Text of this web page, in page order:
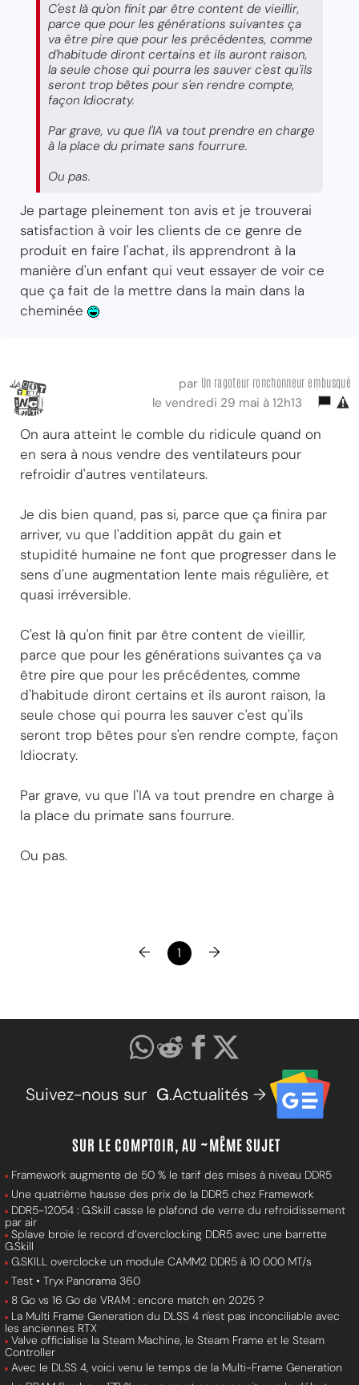
C'est là qu'on finit par être content de vieillir,
parce que pour les générations suivantes ça
va être pire que pour les précédentes, comme
d'habitude diront certains et ils auront raison,
la seule chose qui pourra les sauver c'est qu'ils
seront trop bêtes pour s'en rendre compte,
façon Idiocraty.
Par grave, vu que l'IA va tout prendre en charge
à la place du primate sans fourrure.
Ou pas.
Je partage pleinement ton avis et je trouverai
satisfaction à voir les clients de ce genre de
produit en faire l'achat, ils apprendront à la
manière d'un enfant qui veut essayer de voir ce
que ça fait de la mettre dans la main dans la
cheminée
par Un ragoteur ronchonneur embusqué
le vendredi 29 mai à 12h13
On aura atteint le comble du ridicule quand on
en sera à nous vendre des ventilateurs pour
refroidir d'autres ventilateurs.
Je dis bien quand, pas si, parce que ça finira par
arriver, vu que l'addition appât du gain et
stupidité humaine ne font que progresser dans le
sens d'une augmentation lente mais régulière, et
quasi irréversible.
C'est là qu'on finit par être content de vieillir,
parce que pour les générations suivantes ça va
être pire que pour les précédentes, comme
d'habitude diront certains et ils auront raison, la
seule chose qui pourra les sauver c'est qu'ils
seront trop bêtes pour s'en rendre compte, façon
Idiocraty.
Par grave, vu que l'IA va tout prendre en charge à
la place du primate sans fourrure.
Ou pas.
← 1 →
Suivez-nous sur G.Actualités →
SUR LE COMPTOIR, AU ~MÊME SUJET
Framework augmente de 50 % le tarif des mises à niveau DDR5
Une quatrième hausse des prix de la DDR5 chez Framework
DDR5-12054 : G.Skill casse le plafond de verre du refroidissement
par air
Splave broie le record d’overclocking DDR5 avec une barrette
G.Skill
G.SKILL overclocke un module CAMM2 DDR5 à 10 000 MT/s
Test • Tryx Panorama 360
8 Go vs 16 Go de VRAM : encore match en 2025 ?
La Multi Frame Generation du DLSS 4 n'est pas inconciliable avec
les anciennes RTX
Valve officialise la Steam Machine, le Steam Frame et le Steam
Controller
Avec le DLSS 4, voici venu le temps de la Multi-Frame Generation